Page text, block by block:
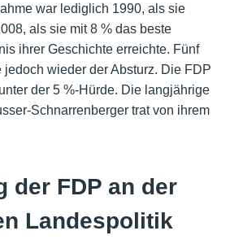
war lediglich 1990, als sie
als sie mit 8 % das beste
ihrer Geschichte erreichte. Fünf
jedoch wieder der Absturz. Die FDP
der 5 %-Hürde. Die langjährige
Schnarrenberger trat von ihrem
der FDP an der
Landespolitik